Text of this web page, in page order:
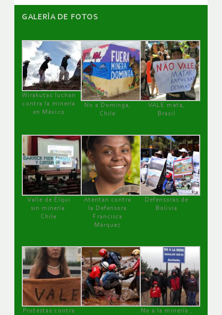
GALERÌA DE FOTOS
Wirakutas luchan
contra la minería
en México
No a Dominga,
Chile
VALE mata,
Brasil
Valle de Elqui
sin minería.
Chile
Atentan contra
la Defensora
Francisca
Márquez
Defensoras de
Bolivia
Protestas contra
No a la minería ,